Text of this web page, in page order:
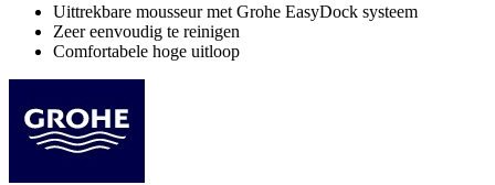
Uittrekbare mousseur met Grohe EasyDock systeem
Zeer eenvoudig te reinigen
Comfortabele hoge uitloop